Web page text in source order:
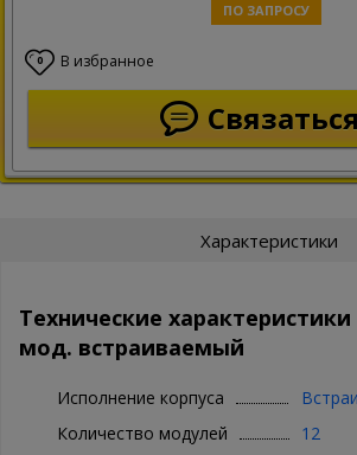
ПО ЗАПРОСУ
0 В избранное
Связаться
Характеристики
Технические
мод. встраиваемый
Исполнение корпуса
Количество модулей
12